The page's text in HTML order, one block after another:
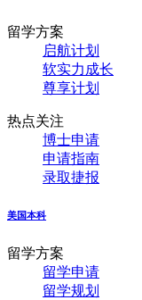
留学方案
启航计划
软实力成长
尊享计划
热点关注
博士申请
申请指南
录取捷报
美国本科
留学方案
留学申请
留学规划